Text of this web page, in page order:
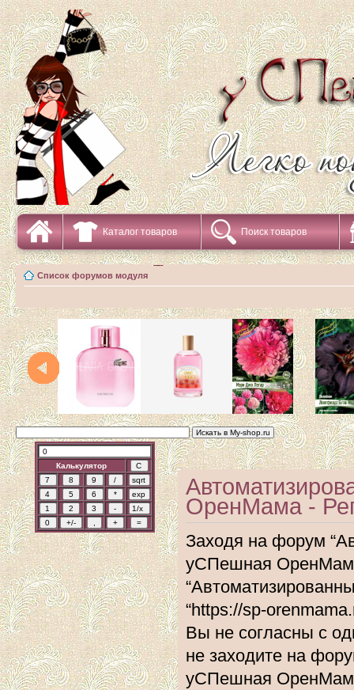
Каталог товаров Поиск товаров
Список форумов модуля
Калькулятор
ОренМама -
Заходя на форум
уСПешная
“https://sp-
Вы не согласны с
не заходите на
уСПешная